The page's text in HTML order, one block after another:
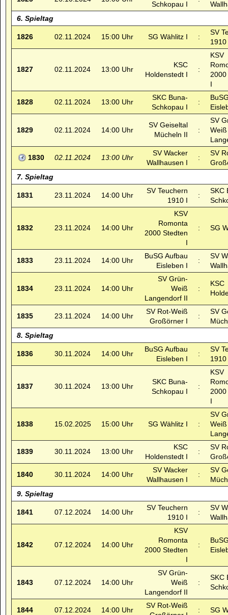
Schkopau I
6. Spieltag
1826 02.11.2024 15:00 Uhr SG Wählitz I :
SV
1910
1827 02.11.2024 13:00 Uhr
KSC
Holdenstedt I
:
KSV
2000
I
1828 02.11.2024 13:00 Uhr
SKC Buna-
Schkopau I
:
1829 02.11.2024 14:00 Uhr
SV Geiseltal
Mücheln II
:
SV
Weiß
1830 02.11.2024 13:00 Uhr
SV Wacker
Wallhausen I
:
SV
7. Spieltag
1831 23.11.2024 14:00 Uhr
SV Teuchern
1910 I
:
SKC
1832 23.11.2024 14:00 Uhr
KSV
Romonta
2000 Stedten
I
: SG
1833 23.11.2024 14:00 Uhr
BuSG Aufbau
Eisleben I
:
SV
1834 23.11.2024 14:00 Uhr
SV Grün-
Weiß
Langendorf II
:
KSC
1835 23.11.2024 14:00 Uhr
SV Rot-Weiß
Großörner I
:
SV
8. Spieltag
1836 30.11.2024 14:00 Uhr
BuSG Aufbau
Eisleben I
:
SV
1910
1837 30.11.2024 13:00 Uhr
SKC Buna-
Schkopau I
:
KSV
2000
I
1838 15.02.2025 15:00 Uhr SG Wählitz I :
SV
Weiß
1839 30.11.2024 13:00 Uhr
KSC
Holdenstedt I
:
SV
1840 30.11.2024 14:00 Uhr
SV Wacker
Wallhausen I
:
SV
9. Spieltag
1841 07.12.2024 14:00 Uhr
SV Teuchern
1910 I
:
SV
1842 07.12.2024 14:00 Uhr
KSV
Romonta
2000 Stedten
I
:
1843 07.12.2024 14:00 Uhr
SV Grün-
Weiß
Langendorf II
:
SKC
1844 07.12.2024 14:00 Uhr
SV Rot-Weiß
: SG